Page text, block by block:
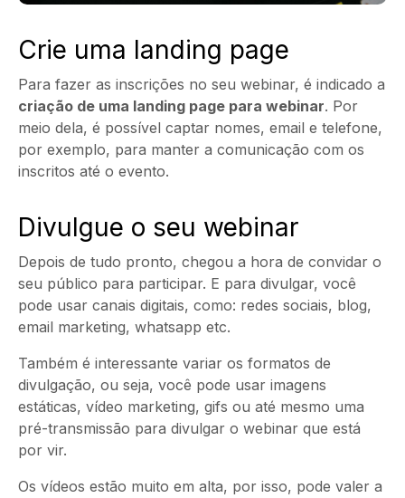
Crie uma landing page
Para fazer as inscrições no seu webinar, é indicado a
criação de uma landing page para webinar. Por
meio dela, é possível captar nomes, email e telefone,
por exemplo, para manter a comunicação com os
inscritos até o evento.
Divulgue o seu webinar
Depois de tudo pronto, chegou a hora de convidar o
seu público para participar. E para divulgar, você
pode usar canais digitais, como: redes sociais, blog,
email marketing, whatsapp etc.
Também é interessante variar os formatos de
divulgação, ou seja, você pode usar imagens
estáticas, vídeo marketing, gifs ou até mesmo uma
pré-transmissão para divulgar o webinar que está
por vir.
Os vídeos estão muito em alta, por isso, pode valer a